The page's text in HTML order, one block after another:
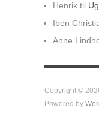
Henrik til
Iben
Anne
Copyright ©
Powered by